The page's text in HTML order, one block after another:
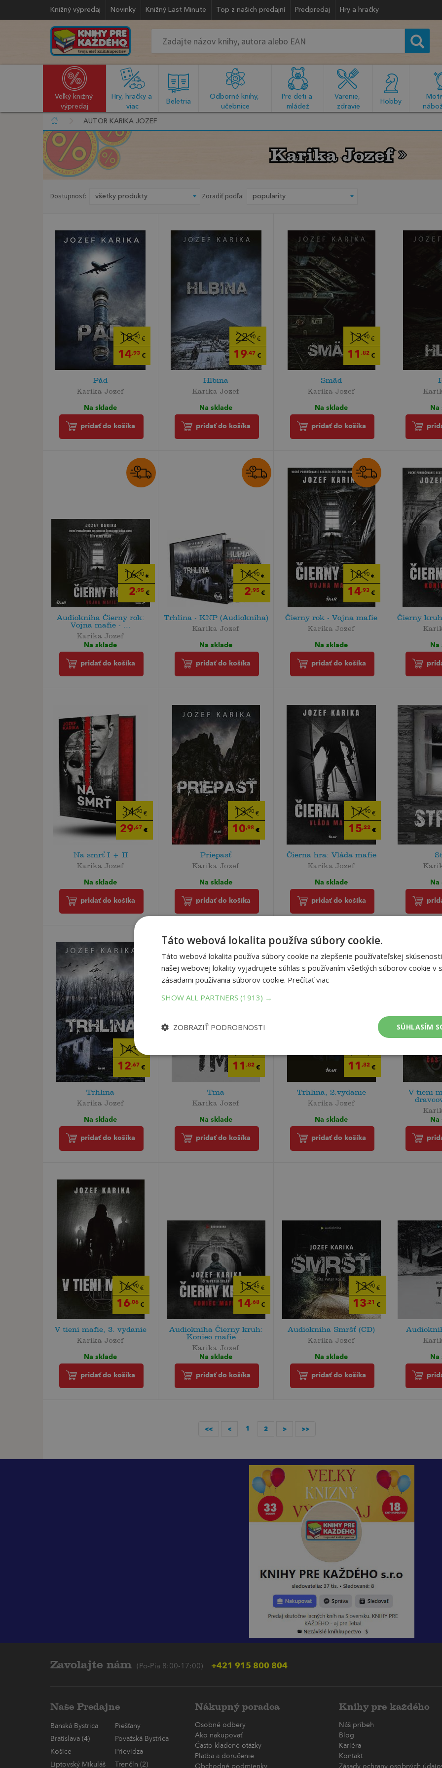
Knižný výpredaj Novinky Knižný Last Minute Top z našich predajní Predpredaj Hry a hračky
Veľký knižný
výpredaj
Hry, hračky a
viac
Beletria
Odborné knihy,
učebnice
Pre deti a
mládež
Varenie,
zdravie
Hobby
AUTOR KARIKA JOZEF
Karika Jozef
Karika Jozef
Dostupnosť: Zoradiť podľa:
18,90€
14,93€
Pád
Karika Jozef
Na sklade
pridať do košíka
22,90 €
19,47 €
Hlbina
Karika Jozef
Na sklade
pridať do košíka
13,90 €
11 ,82 €
Smäd
Karika Jozef
Na sklade
pridať do košíka
Na
16,90 €
2,95 €
Audiokniha Čierny rok:
Vojna mafie - ...
Karika Jozef
Na sklade
pridať do košíka
14,90 €
2,95 €
Trhlina - KNP (Audiokniha)
Karika Jozef
Na sklade
pridať do košíka
18,90 €
14,93 €
Čierny rok - Vojna mafie
Karika Jozef
Na sklade
pridať do košíka
Čierny
Na
34,90 €
29,67 €
Na smrť I + II
Karika Jozef
Na sklade
pridať do košíka
13,90 €
10,98 €
Priepasť
Karika Jozef
Na sklade
pridať do košíka
17,90€
15,22€
Čierna hra: Vláda mafie
Karika Jozef
Na sklade
pridať do košíka
Na
14,90 €
12,67 €
Trhlina
Karika Jozef
Na sklade
pridať do košíka
11 ,82€
Tma
Karika Jozef
Na sklade
pridať do košíka
11 ,82 €
Trhlina, 2.vydanie
Karika Jozef
Na sklade
pridať do košíka
V tieni
Na
16,90 €
16,06 €
V tieni mafie, 3. vydanie
Karika Jozef
Na sklade
pridať do košíka
15,45 €
14,68 €
Audiokniha Čierny kruh:
Koniec mafie ...
Karika Jozef
Na sklade
pridať do košíka
13,90 €
13,21 €
Audiokniha Smršť (CD)
Karika Jozef
Na sklade
pridať do košíka
Na
<< < 1 2 > >>
Zavolajte nám (Po-Pia 8:00-17:00) +421 915 800 804
Naše Predajne
Banská Bystrica
Piešťany
Bratislava (4)
Považská Bystrica
Košice
Prievidza
Liptovský Mikuláš
Trenčín (2)
Nákupný poradca
Osobné odbery
Ako nakupovať
Často kladené otázky
Platba a doručenie
Obchodné podmienky
Knihy pre každého
Náš príbeh
Blog
Kariéra
Kontakt
Zásady ochrany osobných
Táto webová lokalita používa súbory cookie.
Táto webová lokalita používa súbory cookie na zlepšenie používateľskej
našej webovej lokality vyjadrujete súhlas s používaním všetkých súborov cookie v
zásadami používania súborov cookie. Prečítať viac
SHOW ALL PARTNERS (1913) →
SÚHLASÍM
ZOBRAZIŤ PODROBNOSTI